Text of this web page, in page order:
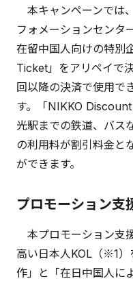
本キャンペーンでは
フォメーションセンタ
在留中国人向けの特別
Ticket」をアリペイで
回以降の決済で使用で
す。「NIKKO
光駅までの鉄道、バス
の利用料が割引料金と
ができます。
プロモーション支
本プロモーション支
高い日本人KOL（※1）
作」と「在日中国人に